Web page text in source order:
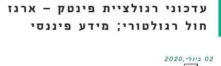
עדכוני רגולציית פינטק – ארגז
חול רגולטורי; מידע פיננסי
02 ביולי,2020